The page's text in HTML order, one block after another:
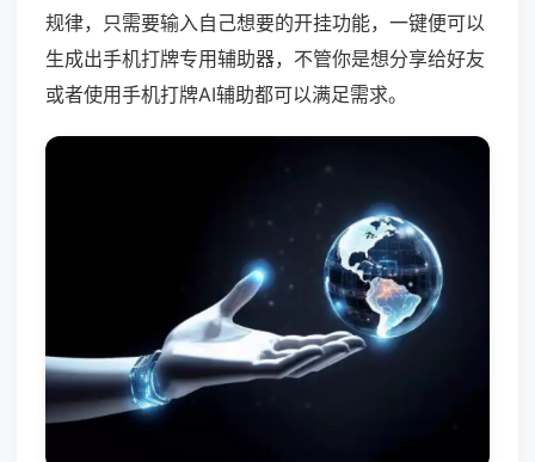
规律，只需要输入自己想要的开挂功能，一键便可以
生成出手机打牌专用辅助器，不管你是想分享给好友
或者使用手机打牌AI辅助都可以满足需求。